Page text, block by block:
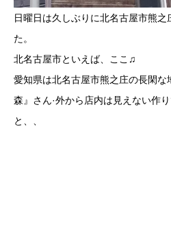
日曜日は久しぶりに北名古屋市熊
た。
北名古屋市といえば、ここ♫
愛知県は北名古屋市熊之庄の長閑
森』さん·外から店内は見えない作
と、、